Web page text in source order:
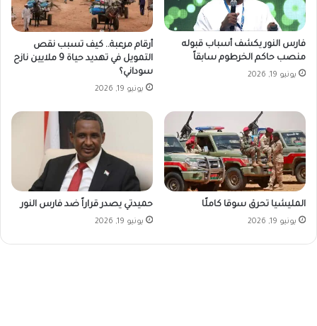
فارس النور يكشف أسباب قبوله
منصب حاكم الخرطوم سابقاً
يونيو 19, 2026
أرقام مرعبة.. كيف تسبب نقص
التمويل في تهديد حياة 9 ملايين نازح
سوداني؟
يونيو 19, 2026
المليشيا تحرق سوقا كاملًا
يونيو 19, 2026
حميدتي يصدر قراراً ضد فارس النور
يونيو 19, 2026